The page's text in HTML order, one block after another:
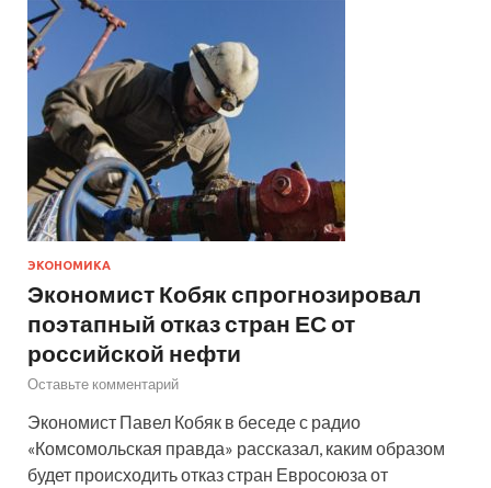
ЭКОНОМИКА
Экономист Кобяк спрогнозировал
поэтапный отказ стран ЕС от
российской нефти
Оставьте комментарий
Экономист Павел Кобяк в беседе с радио
«Комсомольская правда» рассказал, каким образом
будет происходить отказ стран Евросоюза от